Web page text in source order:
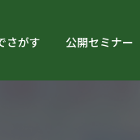
さがす 公開セミナー